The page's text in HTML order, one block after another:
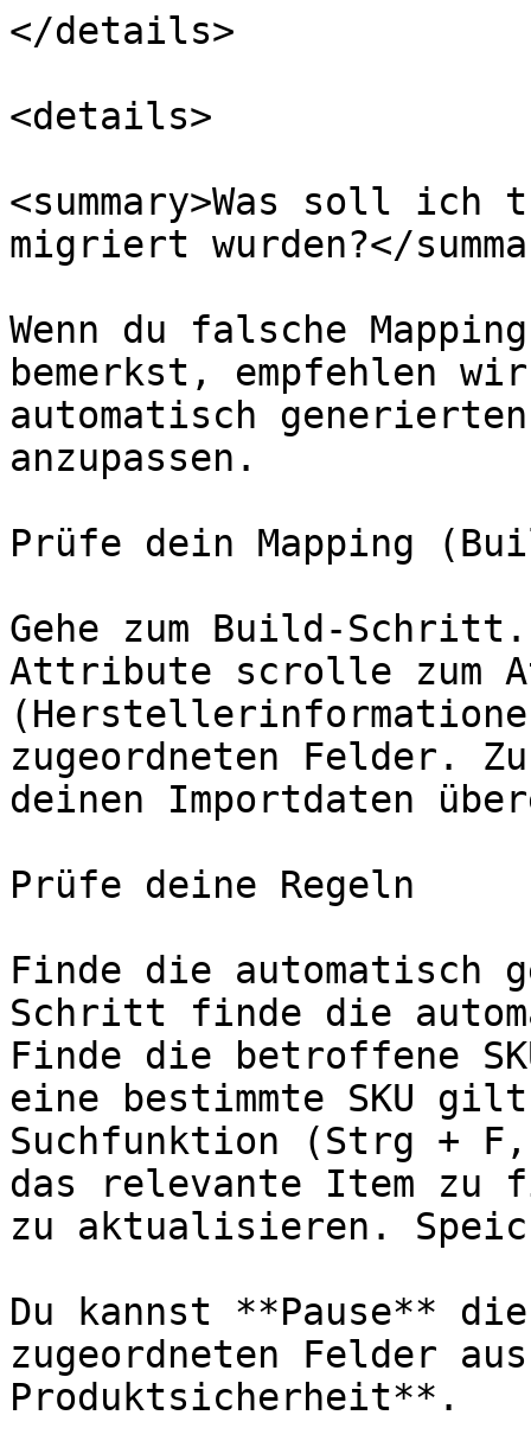
</details>
<details>
<summary>Was soll ich
migriert wurden?</
Wenn du falsche
bemerkst, empfehlen
automatisch
anzupassen.
Prüfe dein Mapping
Gehe zum Build-Schritt.
Attribute scrolle zum
zugeordneten Felder.
deinen Importdaten
Prüfe deine Regeln
Finde die automatisch
Schritt finde die
Finde die betroffene
eine bestimmte SKU
Suchfunktion (Strg +
das relevante Item zu
zu aktualisieren.
Du kannst **Pause**
zugeordneten Felder
Produktsicherheit**.